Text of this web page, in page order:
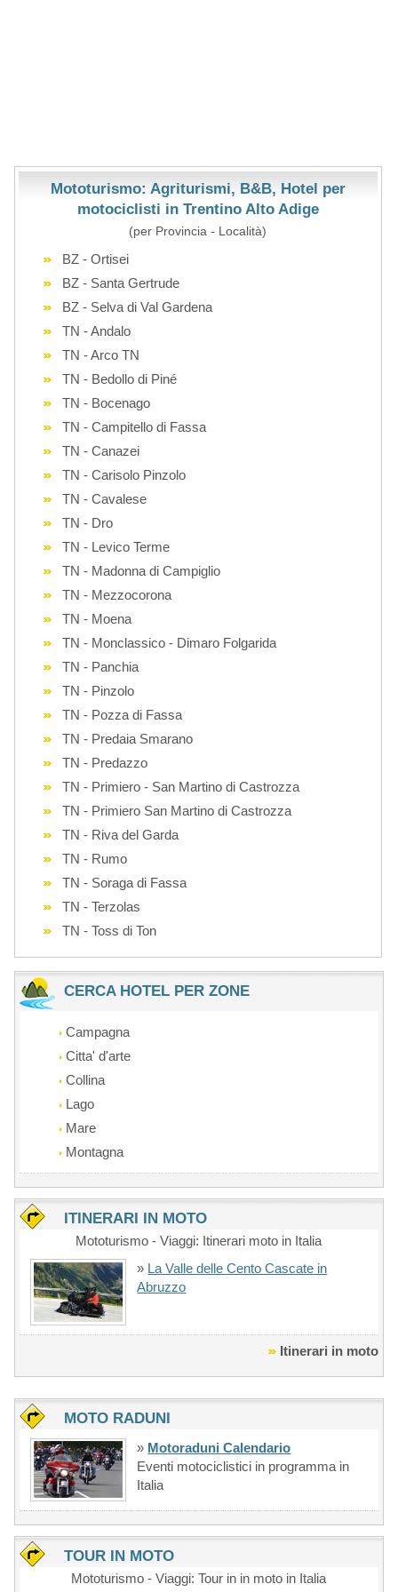
Mototurismo: Agriturismi, B&B, Hotel per
motociclisti in Trentino Alto Adige
(per Provincia - Località)
BZ - Ortisei
BZ - Santa Gertrude
BZ - Selva di Val Gardena
TN - Andalo
TN - Arco TN
TN - Bedollo di Piné
TN - Bocenago
TN - Campitello di Fassa
TN - Canazei
TN - Carisolo Pinzolo
TN - Cavalese
TN - Dro
TN - Levico Terme
TN - Madonna di Campiglio
TN - Mezzocorona
TN - Moena
TN - Monclassico - Dimaro Folgarida
TN - Panchia
TN - Pinzolo
TN - Pozza di Fassa
TN - Predaia Smarano
TN - Predazzo
TN - Primiero - San Martino di Castrozza
TN - Primiero San Martino di Castrozza
TN - Riva del Garda
TN - Rumo
TN - Soraga di Fassa
TN - Terzolas
TN - Toss di Ton
CERCA HOTEL PER ZONE
Campagna
Citta' d'arte
Collina
Lago
Mare
Montagna
ITINERARI IN MOTO
Mototurismo - Viaggi: Itinerari moto in Italia
» La Valle delle Cento Cascate in
Abruzzo
Itinerari in moto
MOTO RADUNI
» Motoraduni Calendario
Eventi motociclistici in programma in
Italia
TOUR IN MOTO
Mototurismo - Viaggi: Tour in in moto in Italia